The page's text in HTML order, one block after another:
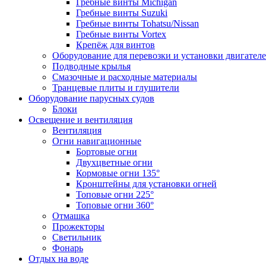
Гребные винты Michigan
Гребные винты Suzuki
Гребные винты Tohatsu/Nissan
Гребные винты Vortex
Крепёж для винтов
Оборудование для перевозки и установки
Подводные крылья
Смазочные и расходные материалы
Транцевые плиты и глушители
Оборудование парусных судов
Блоки
Освещение и вентиляция
Вентиляция
Огни навигационные
Бортовые огни
Двухцветные огни
Кормовые огни 135°
Кронштейны для установки огней
Топовые огни 225°
Топовые огни 360°
Отмашка
Прожекторы
Светильник
Фонарь
Отдых на воде